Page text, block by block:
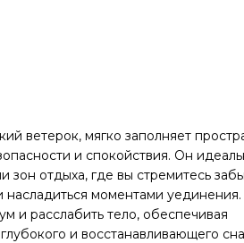
ветерок, мягко заполняет
и спокойствия. Он
зон отдыха, где вы стремитесь
насладиться моментами
и расслабить тело, обеспечивая
и восстанавливающего